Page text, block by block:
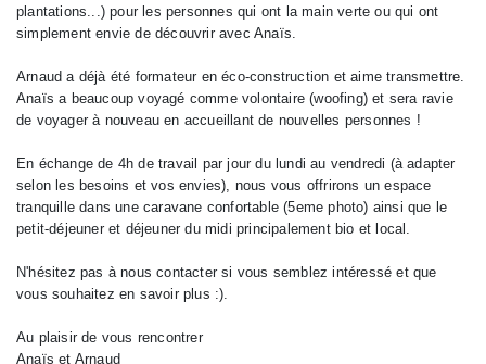
plantations...) pour les personnes qui ont la main verte ou qui ont
simplement envie de découvrir avec Anaïs.
Arnaud a déjà été formateur en éco-construction et aime transmettre.
Anaïs a beaucoup voyagé comme volontaire (woofing) et sera ravie
de voyager à nouveau en accueillant de nouvelles personnes !
En échange de 4h de travail par jour du lundi au vendredi (à adapter
selon les besoins et vos envies), nous vous offrirons un espace
tranquille dans une caravane confortable (5eme photo) ainsi que le
petit-déjeuner et déjeuner du midi principalement bio et local.
N'hésitez pas à nous contacter si vous semblez intéressé et que
vous souhaitez en savoir plus :).
Au plaisir de vous rencontrer
Anaïs et Arnaud